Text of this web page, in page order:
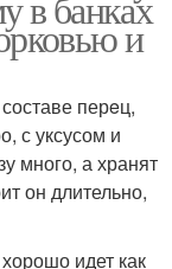
и
перeц,
с уксусом и
много, а хранят
он длительно,
идет как